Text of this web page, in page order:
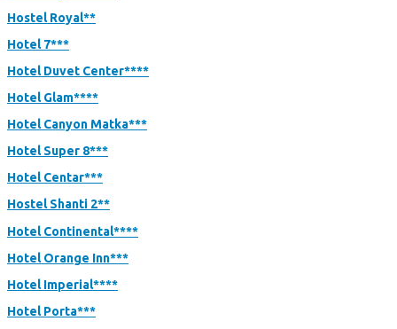
Hostel Royal**
Hotel 7***
Hotel Duvet Center****
Hotel Glam****
Hotel Canyon Matka***
Hotel Super 8***
Hotel Centar***
Hostel Shanti 2**
Hotel Continental****
Hotel Orange Inn***
Hotel Imperial****
Hotel Porta***